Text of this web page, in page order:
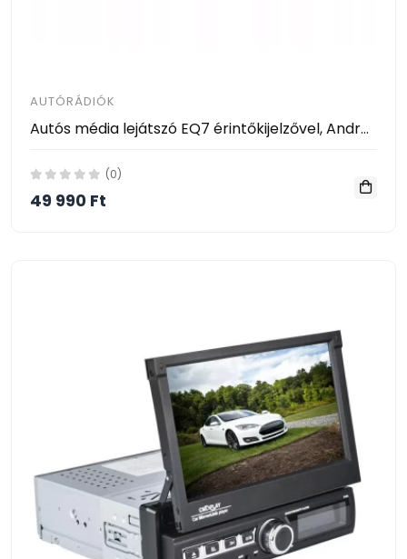
AUTÓRÁDIÓK
Autós média lejátszó EQ7 érintőkijelzővel, Android rendszerrel / GPS, 1 DIN, videó- és zenelejátszó, FM rádió, Bluetooth
(0)
49 990 Ft